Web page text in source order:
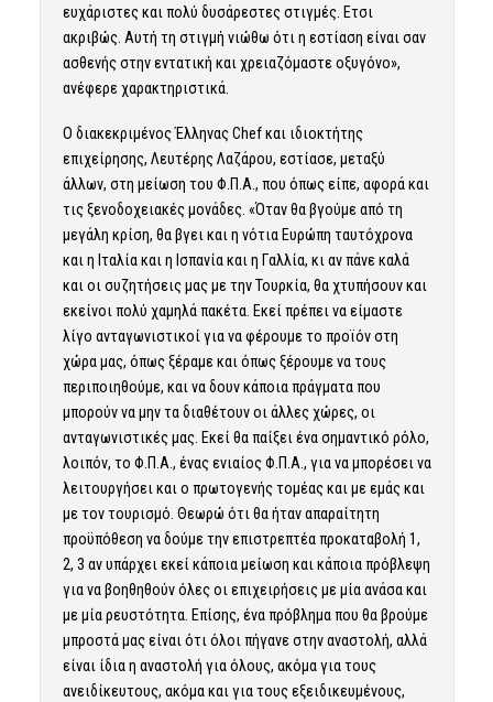
ευχάριστες και πολύ δυσάρεστες στιγμές. Ετσι
ακριβώς. Αυτή τη στιγμή νιώθω ότι η εστίαση είναι σαν
ασθενής στην εντατική και χρειαζόμαστε οξυγόνο»,
ανέφερε χαρακτηριστικά.
Ο διακεκριμένος Έλληνας Chef και ιδιοκτήτης
επιχείρησης, Λευτέρης Λαζάρου, εστίασε, μεταξύ
άλλων, στη μείωση του Φ.Π.Α., που όπως είπε, αφορά και
τις ξενοδοχειακές μονάδες. «Όταν θα βγούμε από τη
μεγάλη κρίση, θα βγει και η νότια Ευρώπη ταυτόχρονα
και η Ιταλία και η Ισπανία και η Γαλλία, κι αν πάνε καλά
και οι συζητήσεις μας με την Τουρκία, θα χτυπήσουν και
εκείνοι πολύ χαμηλά πακέτα. Εκεί πρέπει να είμαστε
λίγο ανταγωνιστικοί για να φέρουμε το προϊόν στη
χώρα μας, όπως ξέραμε και όπως ξέρουμε να τους
περιποιηθούμε, και να δουν κάποια πράγματα που
μπορούν να μην τα διαθέτουν οι άλλες χώρες, οι
ανταγωνιστικές μας. Εκεί θα παίξει ένα σημαντικό ρόλο,
λοιπόν, το Φ.Π.Α., ένας ενιαίος Φ.Π.Α., για να μπορέσει να
λειτουργήσει και ο πρωτογενής τομέας και με εμάς και
με τον τουρισμό. Θεωρώ ότι θα ήταν απαραίτητη
προϋπόθεση να δούμε την επιστρεπτέα προκαταβολή 1,
2, 3 αν υπάρχει εκεί κάποια μείωση και κάποια πρόβλεψη
για να βοηθηθούν όλες οι επιχειρήσεις με μία ανάσα και
με μία ρευστότητα. Επίσης, ένα πρόβλημα που θα βρούμε
μπροστά μας είναι ότι όλοι πήγανε στην αναστολή, αλλά
είναι ίδια η αναστολή για όλους, ακόμα για τους
ανειδίκευτους, ακόμα και για τους εξειδικευμένους,